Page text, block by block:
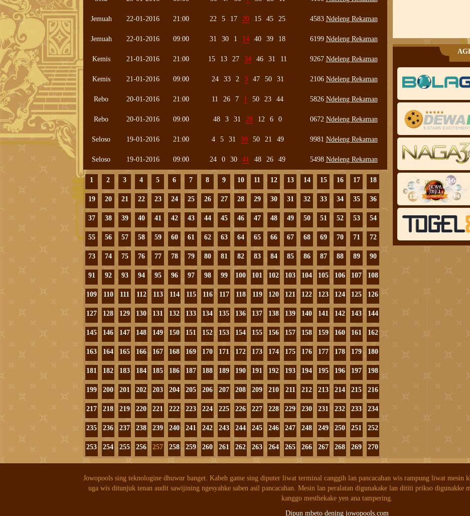
Jemuah 22-01-2016 21:00 22 5 17 20 15 45 25 4583 Ndeleng Rekaman
Jemuah 22-01-2016 09:00 31 30 1 14 40 39 18 6199 Ndeleng Rekaman
Kemis 21-01-2016 21:00 15 13 27 34 46 31 11 9267 Ndeleng Rekaman
Kemis 21-01-2016 09:00 24 33 2 3 47 50 31 2106 Ndeleng Rekaman
Rebo 20-01-2016 21:00 11 26 7 1 50 23 44 5826 Ndeleng Rekaman
Rebo 20-01-2016 09:00 48 3 31 28 12 6 0 0672 Ndeleng Rekaman
Seloso 19-01-2016 21:00 4 5 31 39 50 21 49 9981 Ndeleng Rekaman
Seloso 19-01-2016 09:00 24 0 30 41 48 26 49 5498 Ndeleng Rekaman
1 2 3 4 5 6 7 8 9 10 11 12 13 14 15 16 17 18
19 20 21 22 23 24 25 26 27 28 29 30 31 32 33 34 35 36
37 38 39 40 41 42 43 44 45 46 47 48 49 50 51 52 53 54
55 56 57 58 59 60 61 62 63 64 65 66 67 68 69 70 71 72
73 74 75 76 77 78 79 80 81 82 83 84 85 86 87 88 89 90
91 92 93 94 95 96 97 98 99 100 101 102 103 104 105 106 107 108
109 110 111 112 113 114 115 116 117 118 119 120 121 122 123 124 125 126
127 128 129 130 131 132 133 134 135 136 137 138 139 140 141 142 143 144
145 146 147 148 149 150 151 152 153 154 155 156 157 158 159 160 161 162
163 164 165 166 167 168 169 170 171 172 173 174 175 176 177 178 179 180
181 182 183 184 185 186 187 188 189 190 191 192 193 194 195 196 197 198
199 200 201 202 203 204 205 206 207 208 209 210 211 212 213 214 215 216
217 218 219 220 221 222 223 224 225 226 227 228 229 230 231 232 233 234
235 236 237 238 239 240 241 242 243 244 245 246 247 248 249 250 251 252
253 254 255 256 257 258 259 260 261 262 263 264 265 266 267 268 269 270
Jowopools sing teknologine dhuwur banget. Kabeh game sing diputer liwat terminal canggih lan pancacahan wis rampung liwat mesin
uga wis ditunjuk tenan audit sawijining ngesyahke saben asil pancacahan. Mesin lan peralatan digunakake lan dititi prikso digunakke
kanggo mesthekake yen ana tampering.
Dipun mbeto dening jowopools.com